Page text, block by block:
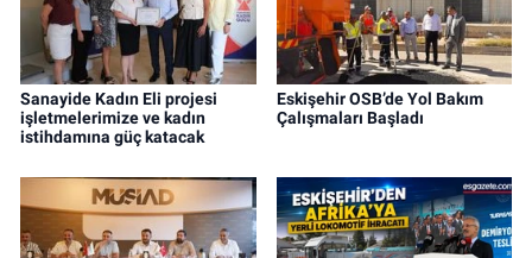
Sanayide Kadın Eli projesi
işletmelerimize ve kadın
istihdamına güç katacak
Eskişehir OSB’de Yol Bakım
Çalışmaları Başladı